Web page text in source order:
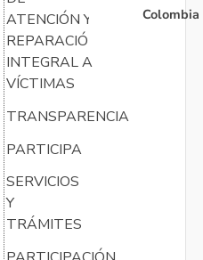
ATENCIÓN Y
REPARACIÓN
INTEGRAL A
VÍCTIMAS
TRANSPARENCIA
PARTICIPA
SERVICIOS
Y
TRÁMITES
Colombia